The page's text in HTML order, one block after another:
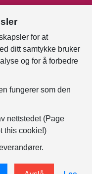
Endre
for at
ditt samtykke bruker
og for å forbedre
fungerer som den
nettstedet (Page
this cookie!)